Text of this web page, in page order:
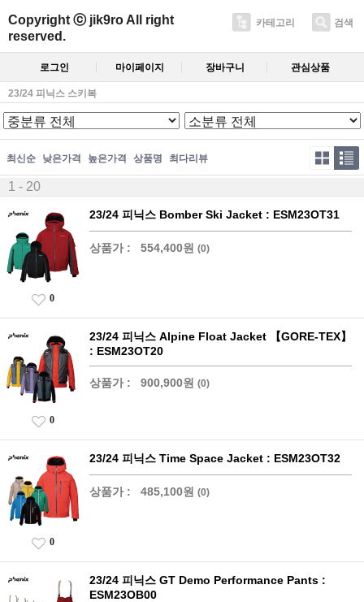
Copyright ⓒ jik9ro All right
reserved.
카테고리 검색
로그인 마이페이지 장바구니 관심상품
23/24 피닉스 스키복
최신순 낮은가격 높은가격 상품명 최다리뷰
1 - 20
23/24 피닉스 Bomber Ski Jacket : ESM23OT31
상품가 : 554,400원 (0)
0
23/24 피닉스 Alpine Float Jacket 【GORE-TEX】
: ESM23OT20
상품가 : 900,900원 (0)
0
23/24 피닉스 Time Space Jacket : ESM23OT32
상품가 : 485,100원 (0)
0
23/24 피닉스 GT Demo Performance Pants :
ESM23OB00